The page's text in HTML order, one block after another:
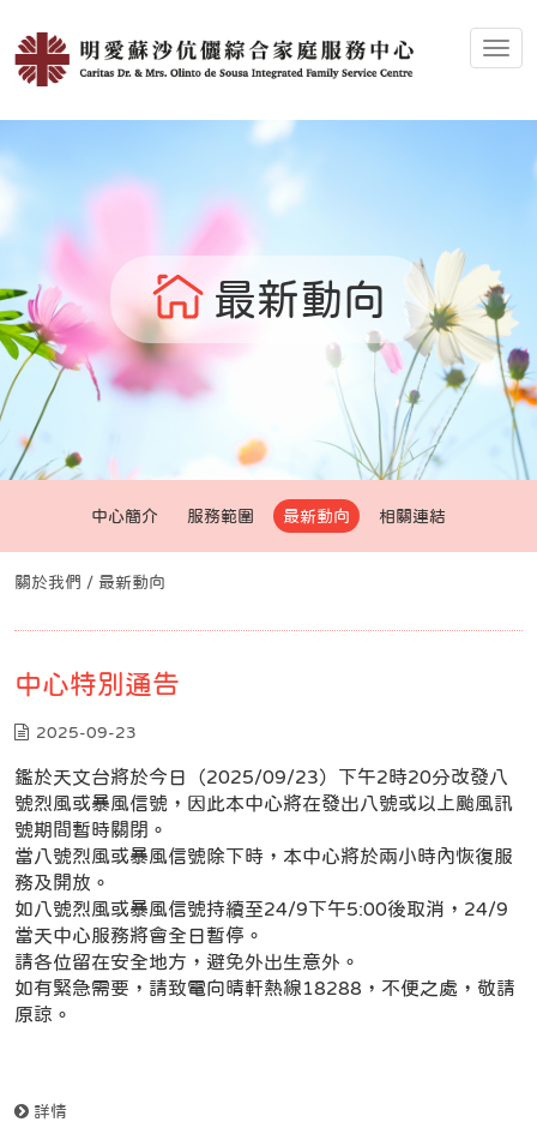
最新動向
中心簡介 服務範圍 最新動向 相關連結
關於我們 / 最新動向
中心特別通告
2025-09-23
鑑於天文台將於今日（2025/09/23）下午2時20分改發八
號烈風或暴風信號，因此本中心將在發出八號或以上颱風訊
號期間暫時關閉。
當八號烈風或暴風信號除下時，本中心將於兩小時內恢復服
務及開放。
如八號烈風或暴風信號持續至24/9下午5:00後取消，24/9
當天中心服務將會全日暫停。
請各位留在安全地方，避免外出生意外。
如有緊急需要，請致電向晴軒熱線18288，不便之處，敬請
原諒。
詳情